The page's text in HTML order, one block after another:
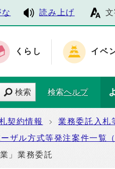
読み上げ
くらし イベ
検索 検索ヘルプ
契約情報
業務委託入札
ザル方式等発注案件一覧（
」業務委託